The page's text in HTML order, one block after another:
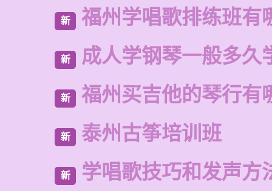
新 福州学唱歌排练班有
新 成人学钢琴一般多久
新 福州买吉他的琴行有
新 泰州古筝培训班
新 学唱歌技巧和发声方